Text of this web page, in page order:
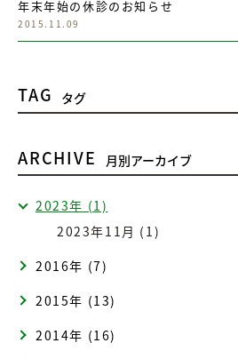
年末年始の休診のお知らせ
2015.11.09
TAG タグ
ARCHIVE 月別アーカイブ
2023年 (1)
2023年11月 (1)
2016年 (7)
2015年 (13)
2014年 (16)